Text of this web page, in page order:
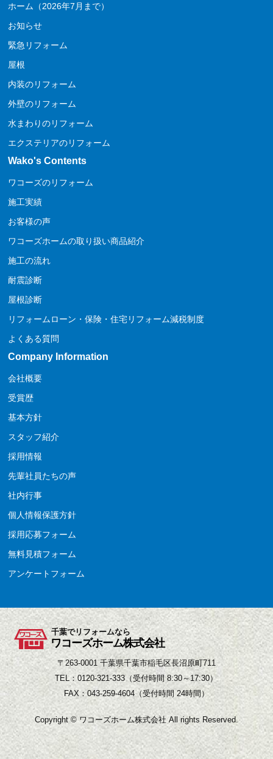
ホーム（2026年7月まで）
お知らせ
緊急リフォーム
屋根
内装のリフォーム
外壁のリフォーム
水まわりのリフォーム
エクステリアのリフォーム
Wako's Contents
ワコーズのリフォーム
施工実績
お客様の声
ワコーズホームの取り扱い商品紹介
施工の流れ
耐震診断
屋根診断
リフォームローン・保険・住宅リフォーム減税制度
よくある質問
Company Information
会社概要
受賞歴
基本方針
スタッフ紹介
採用情報
先輩社員たちの声
社内行事
個人情報保護方針
採用応募フォーム
無料見積フォーム
アンケートフォーム
千葉でリフォームなら
ワコーズホーム株式会社
〒263-0001 千葉県千葉市稲毛区長沼原町711
TEL：0120-321-333（受付時間 8:30～17:30）
FAX：043-259-4604（受付時間 24時間）
Copyright © ワコーズホーム株式会社 All rights Reserved.